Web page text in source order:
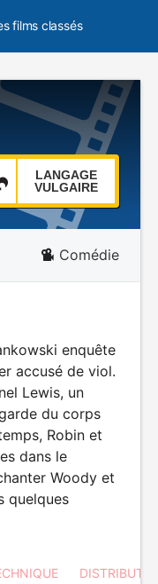
films classés
LANGAGE
VULGAIRE
Comédie
enquête
accusé de viol.
Lewis, un
du corps
Robin et
dans le
Woody et
quelques